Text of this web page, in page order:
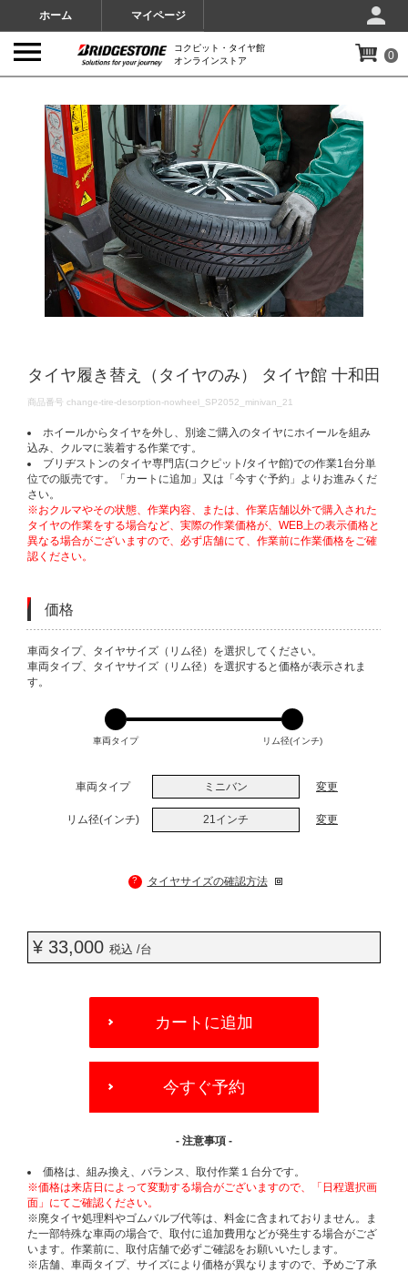
ホーム マイページ
コクピット・タイヤ館
オンラインストア
0
タイヤ履き替え（タイヤのみ） タイヤ館 十和田
DETAILS
商品番号 change-tire-desorption-nowheel_SP2052_minivan_21
ホイールからタイヤを外し、別途ご購入のタイヤにホイールを組み
込み、クルマに装着する作業です。
ブリヂストンのタイヤ専門店(コクピット/タイヤ館)での作業1台分単
位での販売です。「カートに追加」又は「今すぐ予約」よりお進みくだ
さい。
※おクルマやその状態、作業内容、または、作業店舗以外で購入された
タイヤの作業をする場合など、実際の作業価格が、WEB上の表示価格と
異なる場合がございますので、必ず店舗にて、作業前に作業価格をご確
認ください。
価格
VARIATIONS
車両タイプ、タイヤサイズ（リム径）を選択してください。
車両タイプ、タイヤサイズ（リム径）を選択すると価格が表示されま
す。
車両タイプ リム径(インチ)
車両タイプ ミニバン 変更
リム径(インチ) 21インチ 変更
? タイヤサイズの確認方法
¥ 33,000 税込 /台
OPTIONS
カートに追加
今すぐ予約
- 注意事項 -
価格は、組み換え、バランス、取付作業１台分です。
※価格は来店日によって変動する場合がございますので、「日程選択画
面」にてご確認ください。
※廃タイヤ処理料やゴムバルブ代等は、料金に含まれておりません。ま
た一部特殊な車両の場合で、取付に追加費用などが発生する場合がござ
います。作業前に、取付店舗で必ずご確認をお願いいたします。
※店舗、車両タイプ、サイズにより価格が異なりますので、予めご了承